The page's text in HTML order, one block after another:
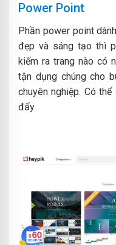
Power Point
Phần power point
đẹp và sáng tạo thì
kiếm ra trang nào có
tận dụng chúng cho
chuyên nghiệp. Có
đấy.